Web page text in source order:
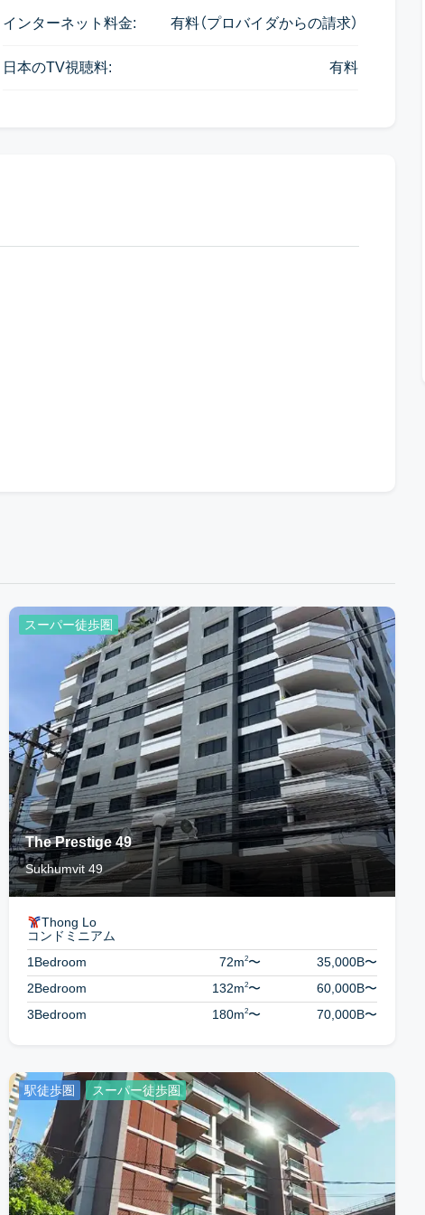
インターネット料金: 有料（プロバイダからの請求）
日本のTV視聴料: 有料
スーパー徒歩圏
The Prestige 49
Sukhumvit 49
Thong Lo
コンドミニアム
1Bedroom
72m2〜 35,000B〜
2Bedroom
132m2〜 60,000B〜
3Bedroom
180m2〜 70,000B〜
駅徒歩圏 スーパー徒歩圏